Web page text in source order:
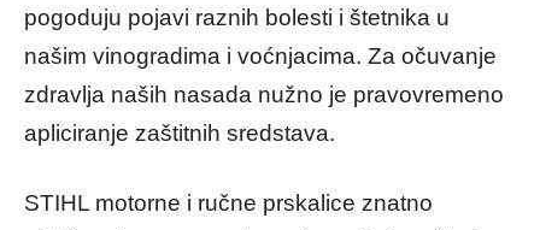
pogoduju pojavi raznih bolesti i štetnika u
našim vinogradima i voćnjacima. Za očuvanje
zdravlja naših nasada nužno je pravovremeno
apliciranje zaštitnih sredstava.
STIHL motorne i ručne prskalice znatno